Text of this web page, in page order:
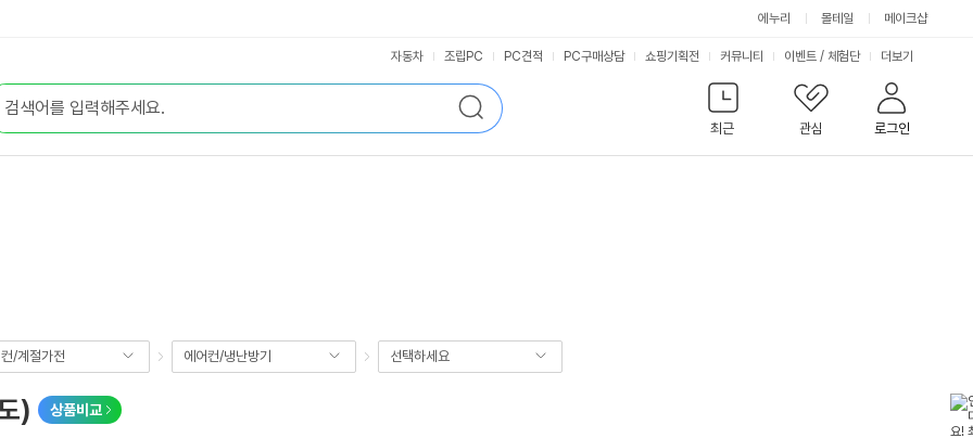
에누리 몰테일 메이크샵
검
색
최근
관심 로그인
자동차 조립PC PC견적 PC구매상담 쇼핑기획전 커뮤니티 이벤트 / 체험단 서
비
스
더보기
/계절가전 에어컨/냉난방기 선택하세요
) 상품비교